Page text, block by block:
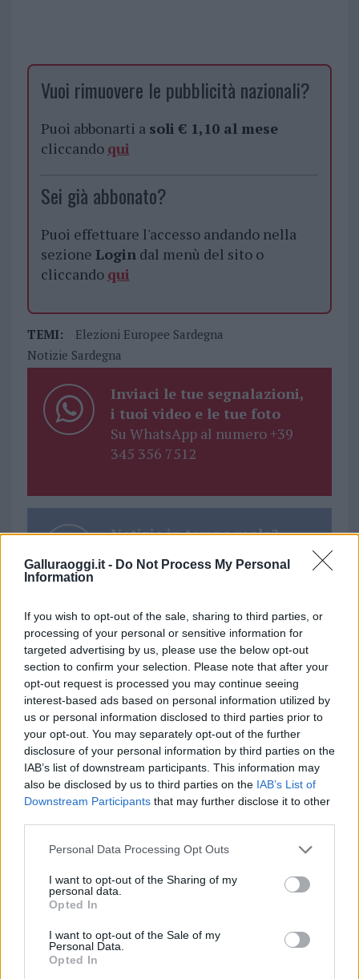
Galluraoggi.it - Do Not Process My Personal
Information
If you wish to opt-out of the sale, sharing to third parties, or
processing of your personal or sensitive information for
targeted advertising by us, please use the below opt-out
section to confirm your selection. Please note that after your
opt-out request is processed you may continue seeing
interest-based ads based on personal information utilized by
us or personal information disclosed to third parties prior to
your opt-out. You may separately opt-out of the further
disclosure of your personal information by third parties on the
IAB’s list of downstream participants. This information may
also be disclosed by us to third parties on the IAB’s List of
Downstream Participants that may further disclose it to other
Please note that this website/app uses one or more Google
not limited to your visit or usage behaviour. You may click to
grant or deny consent to Google and its third-party tags to
use your data for below specified purposes in below Google
consent section.
Personal Data Processing Opt Outs
I want to opt-out of the Sharing of my
personal data.
Opted In
I want to opt-out of the Sale of my
Personal Data.
Opted In
Vuoi rimuovere le pubblicità nazionali?
Puoi abbonarti a soli € 1,10 al mese
cliccando qui
Sei già abbonato?
Puoi effettuare l'accesso andando nella
sezione Logindal menù del sito o
cliccando qui
TEMI:
Elezioni Europee Sardegna
Notizie Sardegna
Inviaci le tue segnalazioni,
i tuoi video e le tue foto
Su WhatsApp al numero +39
345 356 7512
Notizie in tempo reale?
GalluraOggi.it
Ricevi le nostre ultime news
daGoogle News
Condividi l'articolo
F
a
ce
b
o
o
k
T
w
it
te
r
Pi
n
te
re
W
h
at
s
p
S
h
a
re
Prossimo articolo
NOTIZIE RECENTI